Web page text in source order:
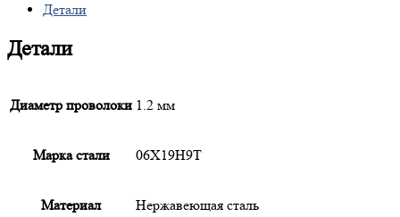
Детали
Детали
Диаметр проволоки 1.2 мм
Марка стали 06Х19Н9Т
Материал Нержавеющая сталь